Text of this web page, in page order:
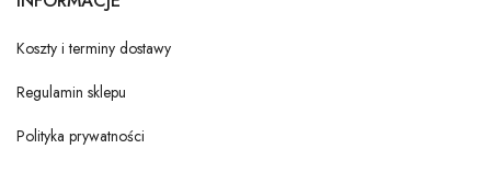
Koszty i terminy dostawy
Regulamin sklepu
Polityka prywatności